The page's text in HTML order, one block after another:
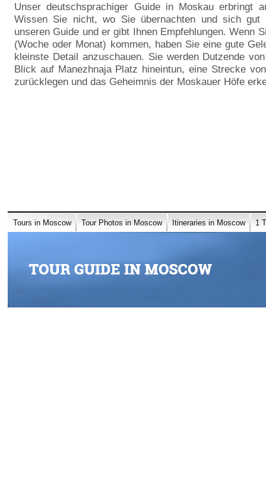
Unser deutschsprachiger Guide in Moskau erbringt
Wissen Sie nicht, wo Sie übernachten und sich gut
unseren Guide und er gibt Ihnen Empfehlungen. Wenn
(Woche oder Monat) kommen, haben Sie eine gute
kleinste Detail anzuschauen. Sie werden Dutzende
Blick auf Manezhnaja Platz hineintun, eine Strecke
zurücklegen und das Geheimnis der Moskauer Höfe
Tours in Moscow Tour Photos in Moscow Itineraries in Moscow 1
3 The State Kremlin Palace. Tour of the Kremlin in Moscow with an
6 Cathedral Square. Dormition Cathedral. Cathedral of the Archangel.